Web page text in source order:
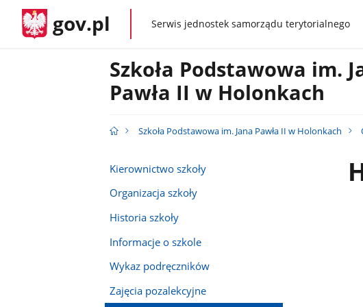
gov.pl gov.plSerwis jednostek samorządu terytorialnego
Szkoła Podstawowa im.
Pawła II w Holonkach
Szkoła Podstawowa im. Jana Pawła II w Holonkach
Kierownictwo szkoły
Organizacja szkoły
Historia szkoły
Informacje o szkole
Wykaz podręczników
Zajęcia pozalekcyjne